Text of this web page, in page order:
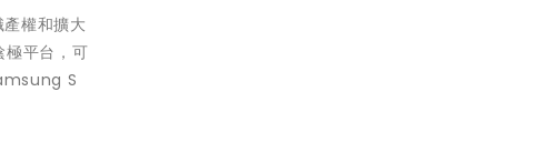
權和擴大
極平台，可
S